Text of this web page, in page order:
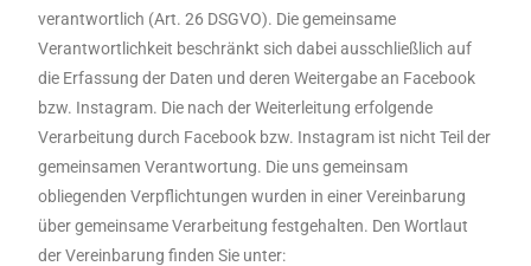
verantwortlich (Art. 26 DSGVO). Die gemeinsame
Verantwortlichkeit beschränkt sich dabei ausschließlich auf
die Erfassung der Daten und deren Weitergabe an Facebook
bzw. Instagram. Die nach der Weiterleitung erfolgende
Verarbeitung durch Facebook bzw. Instagram ist nicht Teil der
gemeinsamen Verantwortung. Die uns gemeinsam
obliegenden Verpflichtungen wurden in einer Vereinbarung
über gemeinsame Verarbeitung festgehalten. Den Wortlaut
der Vereinbarung finden Sie unter: